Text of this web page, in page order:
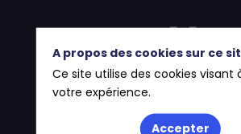
quand la
REUT
A propos des cookies sur ce
Ce site utilise des cookies visant
votre expérience.
Accepter